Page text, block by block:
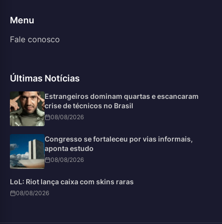
Menu
Fale conosco
Últimas Notícias
Estrangeiros dominam quartas e escancaram
crise de técnicos no Brasil
08/08/2026
Congresso se fortaleceu por vias informais,
aponta estudo
08/08/2026
LoL: Riot lança caixa com skins raras
08/08/2026